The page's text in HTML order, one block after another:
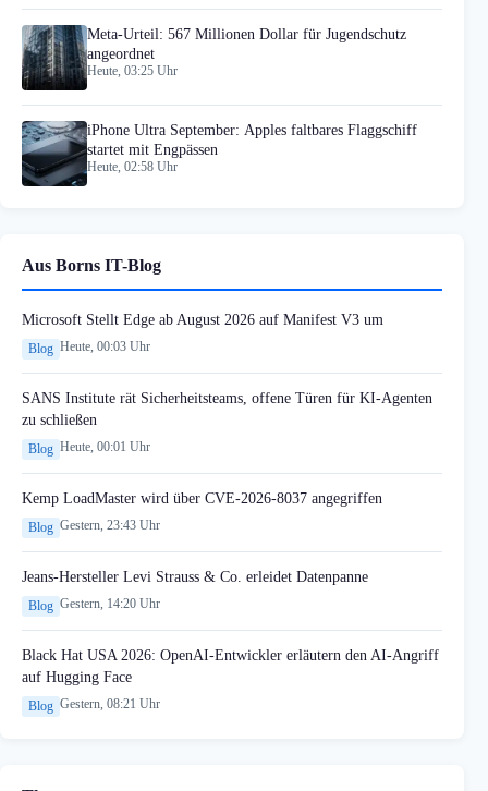
Meta-Urteil: 567 Millionen Dollar für Jugendschutz
angeordnet
Heute, 03:25 Uhr
iPhone Ultra September: Apples faltbares Flaggschiff
startet mit Engpässen
Heute, 02:58 Uhr
Aus Borns IT-Blog
Microsoft Stellt Edge ab August 2026 auf Manifest V3 um
Blog Heute, 00:03 Uhr
SANS Institute rät Sicherheitsteams, offene Türen für KI-Agenten
zu schließen
Blog Heute, 00:01 Uhr
Kemp LoadMaster wird über CVE-2026-8037 angegriffen
Blog Gestern, 23:43 Uhr
Jeans-Hersteller Levi Strauss & Co. erleidet Datenpanne
Blog Gestern, 14:20 Uhr
Black Hat USA 2026: OpenAI-Entwickler erläutern den AI-Angriff
auf Hugging Face
Blog Gestern, 08:21 Uhr